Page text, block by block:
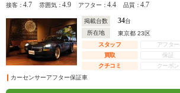
接客：4.7 雰囲気：4.9 アフター：4.4 品質：4.7
掲載台数 34台
所在地
東京都 23区
スタッフ
アフター
買取
保証
クチコミ
クーポン
カーセンサーアフター保証車